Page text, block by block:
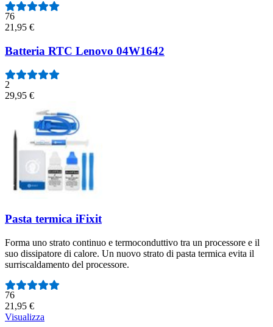
76
21,95 €
Batteria RTC Lenovo 04W1642
2
29,95 €
Pasta termica iFixit
Forma uno strato continuo e termoconduttivo tra un processore e il
suo dissipatore di calore. Un nuovo strato di pasta termica evita il
surriscaldamento del processore.
Numero di recensioni:
76
21,95 €
Visualizza